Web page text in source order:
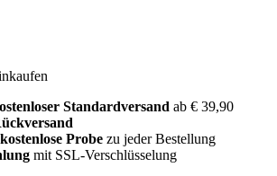
Standardversand ab € 39,90
Probe zu jeder Bestellung
mit SSL-Verschlüsselung